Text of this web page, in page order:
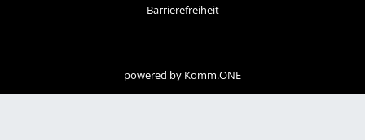
Barrierefreiheit
powered by Komm.ONE